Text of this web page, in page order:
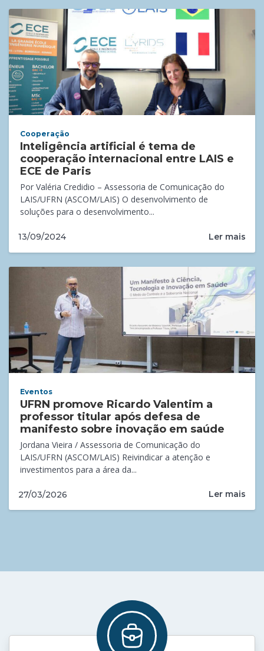
Cooperação
Inteligência artificial é tema de
cooperação internacional entre LAIS e
ECE de Paris
Por Valéria Credidio – Assessoria de Comunicação do
LAIS/UFRN (ASCOM/LAIS) O desenvolvimento de
soluções para o desenvolvimento...
13/09/2024 Ler mais
Eventos
UFRN promove Ricardo Valentim a
professor titular após defesa de
manifesto sobre inovação em saúde
Jordana Vieira / Assessoria de Comunicação do
LAIS/UFRN (ASCOM/LAIS) Reivindicar a atenção e
investimentos para a área da...
27/03/2026 Ler mais